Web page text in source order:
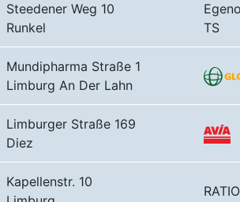
Steedener Weg 10
Runkel
TS
Mundipharma Straße 1
Limburg An Der Lahn
Limburger Straße 169
Diez
Kapellenstr. 10
RATIO